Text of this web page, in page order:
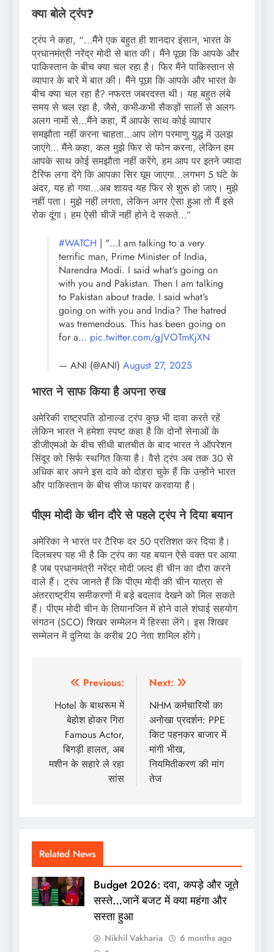
क्या बोले ट्रंप?
ट्रंप ने कहा, “…मैंने एक बहुत ही शानदार इंसान, भारत के
प्रधानमंत्री नरेंद्र मोदी से बात की। मैंने पूछा कि आपके और
पाकिस्तान के बीच क्या चल रहा है। फिर मैंने पाकिस्तान से
व्यापार के बारे में बात की। मैंने पूछा कि आपके और भारत के
बीच क्या चल रहा है? नफरत जबरदस्त थी। यह बहुत लंबे
समय से चल रहा है, जैसे, कभी-कभी सैकड़ों सालों से अलग-
अलग नामों से…मैंने कहा, मैं आपके साथ कोई व्यापार
समझौता नहीं करना चाहता…आप लोग परमाणु युद्ध में उलझ
जाएंगे… मैंने कहा, कल मुझे फिर से फोन करना, लेकिन हम
आपके साथ कोई समझौता नहीं करेंगे, हम आप पर इतने ज्यादा
टैरिफ लगा देंगे कि आपका सिर घूम जाएगा…लगभग 5 घंटे के
अंदर, यह हो गया…अब शायद यह फिर से शुरू हो जाए। मुझे
नहीं पता। मुझे नहीं लगता, लेकिन अगर ऐसा हुआ तो मैं इसे
रोक दूंगा। हम ऐसी चीजें नहीं होने दे सकते…”
#WATCH | "…I am talking to a very
terrific man, Prime Minister of India,
Narendra Modi. I said what's going on
with you and Pakistan. Then I am talking
to Pakistan about trade. I said what's
going on with you and India? The hatred
was tremendous. This has been going on
for a… pic.twitter.com/gJVOTmKjXN
— ANI (@ANI) August 27, 2025
भारत ने साफ किया है अपना रुख
अमेरिकी राष्ट्रपति डोनाल्ड ट्रंप कुछ भी दावा करते रहें
लेकिन भारत ने हमेशा स्पष्ट कहा है कि दोनों सेनाओं के
डीजीएमओ के बीच सीधी बातचीत के बाद भारत ने ऑपरेशन
सिंदूर को सिर्फ स्थगित किया है। वैसे ट्रंप अब तक 30 से
अधिक बार अपने इस दावे को दोहरा चुके हैं कि उन्होंने भारत
और पाकिस्तान के बीच सीज फायर करवाया है।
पीएम मोदी के चीन दौरे से पहले ट्रंप ने दिया बयान
अमेरिका ने भारत पर टैरिफ दर 50 प्रतिशत कर दिया है।
दिलचस्प यह भी है कि ट्रंप का यह बयान ऐसे वक्त पर आया
है जब प्रधानमंत्री नरेंद्र मोदी जल्द ही चीन का दौरा करने
वाले हैं। ट्रंप जानते हैं कि पीएम मोदी की चीन यात्रा से
अंतरराष्ट्रीय समीकरणों में बड़े बदलाव देखने को मिल सकते
हैं। पीएम मोदी चीन के तियानजिन में होने वाले शंघाई सहयोग
संगठन (SCO) शिखर सम्मेलन में हिस्सा लेंगे। इस शिखर
सम्मेलन में दुनिया के करीब 20 नेता शामिल होंगे।
Post
navigation
Previous:
Hotel के बाथरूम में
बेहोश होकर गिरा
Famous Actor,
बिगड़ी हालत, अब
मशीन के सहारे ले रहा
सांस
Next:
NHM कर्मचारियों का
अनोखा प्रदर्शन: PPE
किट पहनकर बाजार में
मांगी भीख,
नियमितीकरण की मांग
तेज
Related News
Budget 2026: दवा, कपड़े और जूते
सस्ते…जानें बजट में क्या महंगा और
सस्ता हुआ
Nikhil Vakharia 6 months ago